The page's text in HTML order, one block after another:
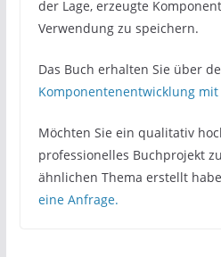
der Lage, erzeugte
Verwendung zu speichern.
Das Buch erhalten Sie über
Komponentenentwicklung
Möchten Sie ein qualitativ
professionelles Buchprojekt
ähnlichen Thema erstellt
eine Anfrage.